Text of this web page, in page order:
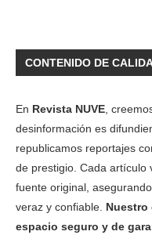
CONTENIDO DE
En Revista NUVE,
desinformación es
republicamos reportajes
de prestigio. Cada artículo
fuente original,
veraz y confiable. Nuestro
espacio seguro y de